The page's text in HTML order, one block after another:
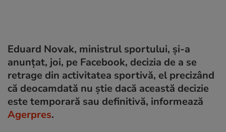
Eduard Novak, ministrul sportului, și-a
anunțat, joi, pe Facebook, decizia de a se
retrage din activitatea sportivă, el precizând
că deocamdată nu ştie dacă această decizie
este temporară sau definitivă, informează
Agerpres.